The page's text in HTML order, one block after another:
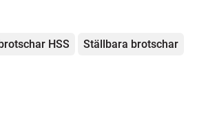
HSS Ställbara brotschar